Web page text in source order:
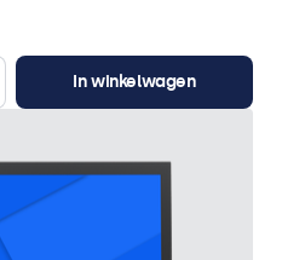
In winkelwagen